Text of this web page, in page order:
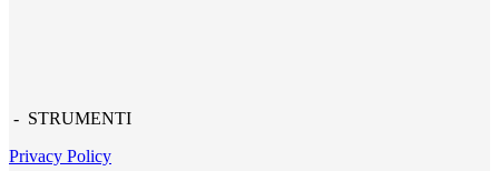
- STRUMENTI
Privacy Policy